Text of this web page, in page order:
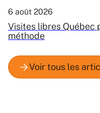
6 août 2026
Visites libres Québec
méthode